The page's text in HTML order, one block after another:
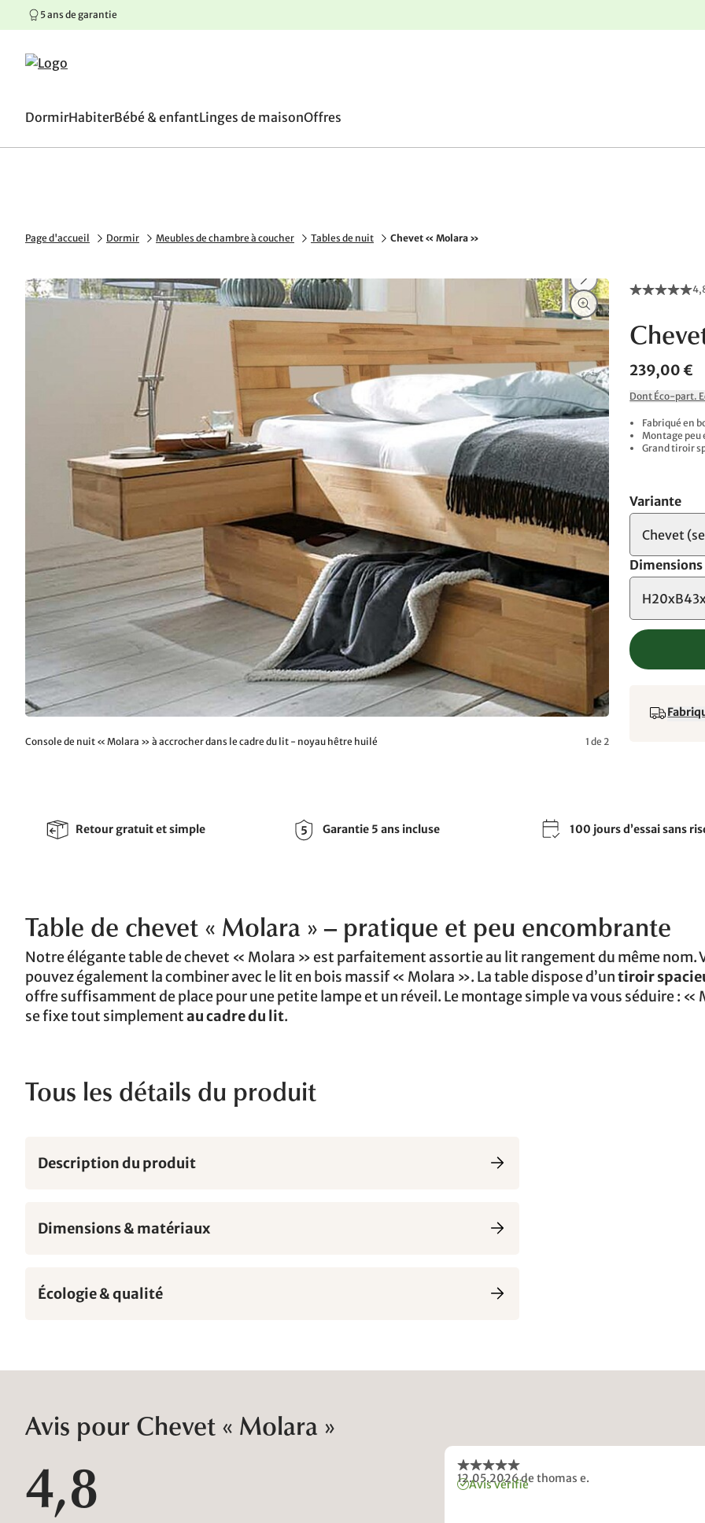
Aller au contenu principal
Aller à la navigation principale
Aller au pied de page
5 ans de garantie
DormirHabiterBébé & enfantLinges de maisonOffres
Page d'accueil Dormir Meubles de chambre à coucher Tables de nuit Chevet « Molara »
Console de nuit « Molara » à accrocher dans le cadre du lit - noyau hêtre huilé 1 de 2
239,00 €
Dont Éco-part.
Fabriqué en
Montage
Grand tiroir
Variante
Chevet
Dimensions
Retour gratuit et simple Garantie 5 ans incluse 100 jours d’essai sans
Table de chevet « Molara » – pratique et peu encombrante
Notre élégante table de chevet « Molara » est parfaitement assortie au lit rangement du même nom.
pouvez également la combiner avec le lit en bois massif « Molara ». La table dispose d’untiroir
offre suffisamment de place pour une petite lampe et un réveil. Le montage simple va vous séduire : «
se fixe tout simplementau cadre du lit.
Tous les détails du produit
Description du produit
Dimensions & matériaux
Écologie & qualité
Avis pour Chevet « Molara »
4,8 12.05.2026de thomas e.
Avis vérifié